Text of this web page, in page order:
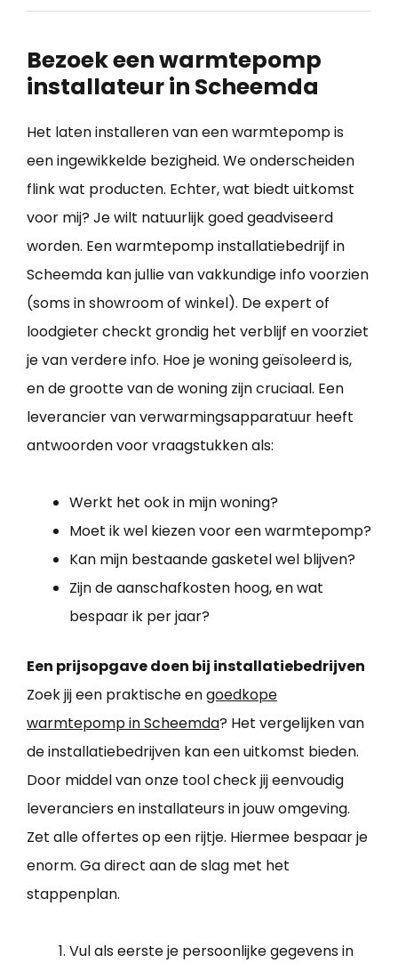
Bezoek een warmtepomp
installateur in Scheemda
Het laten installeren van een warmtepomp is
een ingewikkelde bezigheid. We onderscheiden
flink wat producten. Echter, wat biedt uitkomst
voor mij? Je wilt natuurlijk goed geadviseerd
worden. Een warmtepomp installatiebedrijf in
Scheemda kan jullie van vakkundige info voorzien
(soms in showroom of winkel). De expert of
loodgieter checkt grondig het verblijf en voorziet
je van verdere info. Hoe je woning geïsoleerd is,
en de grootte van de woning zijn cruciaal. Een
leverancier van verwarmingsapparatuur heeft
antwoorden voor vraagstukken als:
Werkt het ook in mijn woning?
Moet ik wel kiezen voor een warmtepomp?
Kan mijn bestaande gasketel wel blijven?
Zijn de aanschafkosten hoog, en wat
bespaar ik per jaar?
Een prijsopgave doen bij installatiebedrijven
Zoek jij een praktische engoedkope
warmtepomp in Scheemda? Het vergelijken van
de installatiebedrijven kan een uitkomst bieden.
Door middel van onze tool check jij eenvoudig
leveranciers en installateurs in jouw omgeving.
Zet alle offertes op een rijtje. Hiermee bespaar je
enorm. Ga direct aan de slag met het
stappenplan.
Vul als eerste je persoonlijke gegevens in